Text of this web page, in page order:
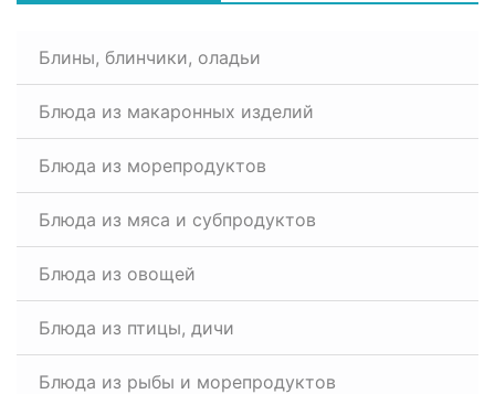
Блины, блинчики, оладьи
Блюда из макаронных изделий
Блюда из морепродуктов
Блюда из мяса и субпродуктов
Блюда из овощей
Блюда из птицы, дичи
Блюда из рыбы и морепродуктов